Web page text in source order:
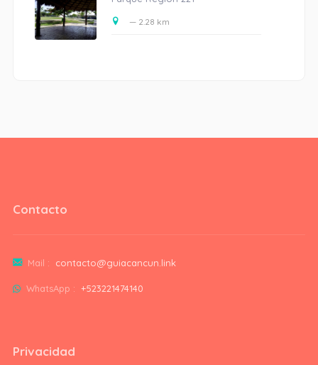
— 2.28 km
Contacto
Mail : contacto@guiacancun.link
WhatsApp : +523221474140
Privacidad